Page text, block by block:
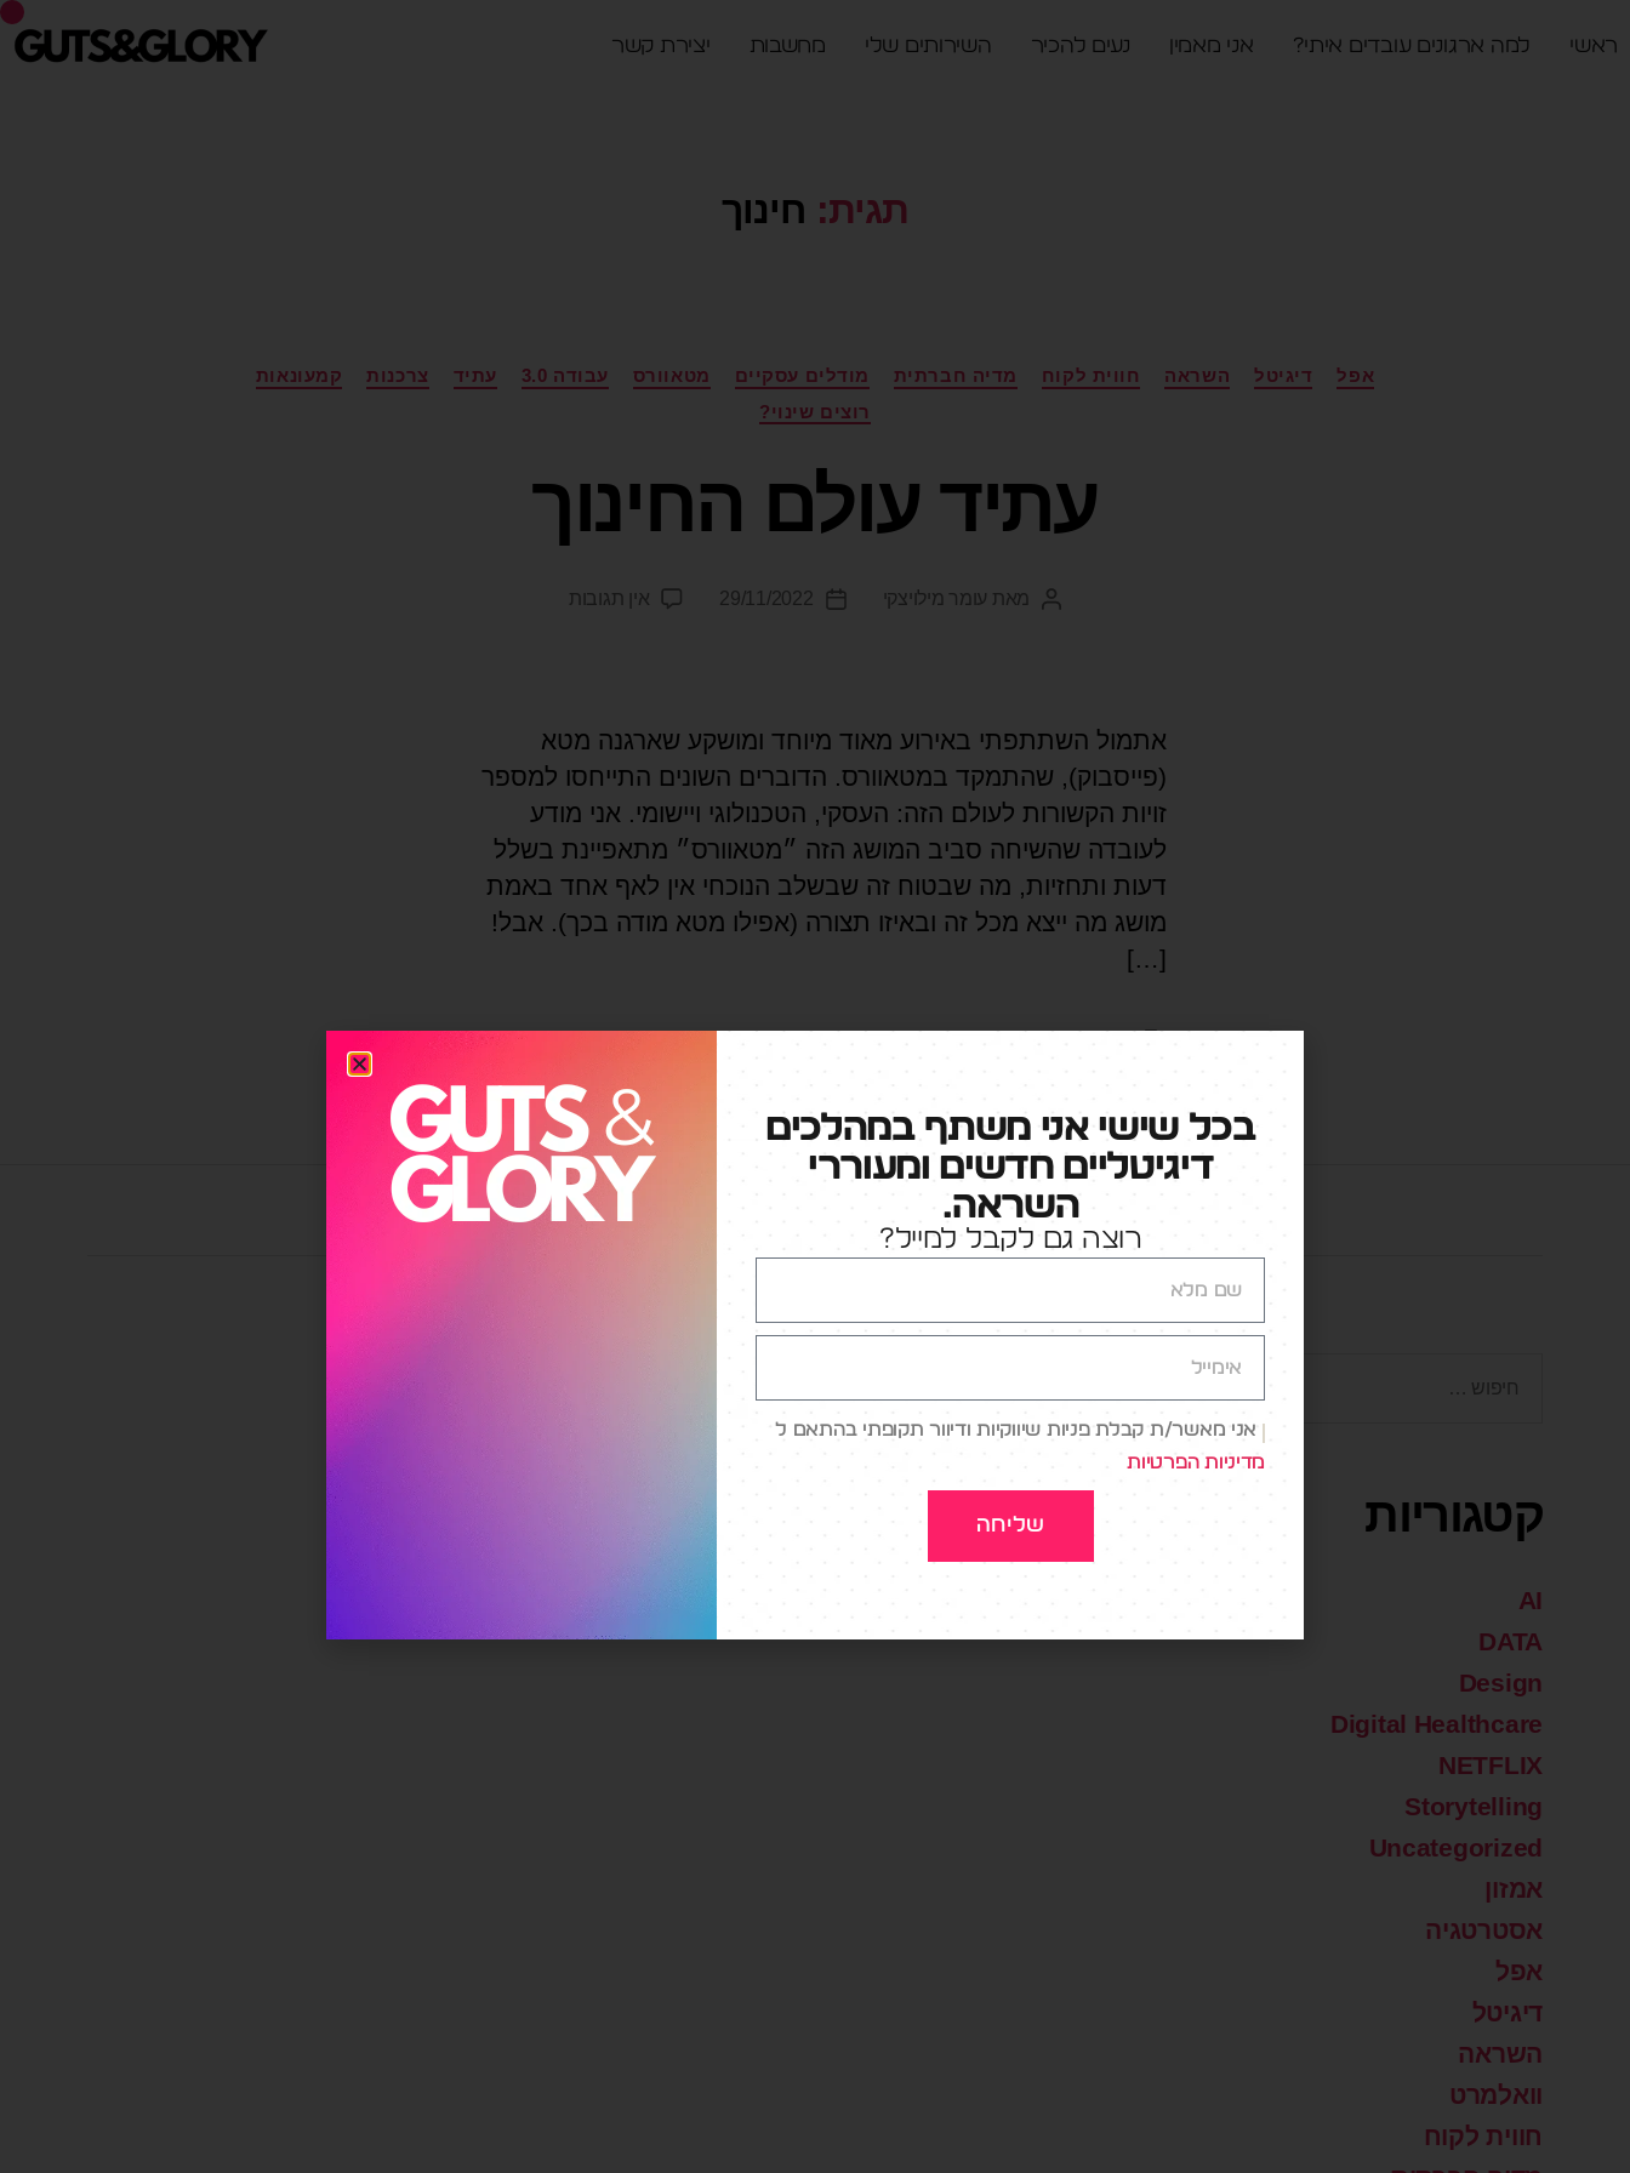
ראשי למה ארגונים עובדים איתי? אני מאמין נעים להכיר השירותים שלי מחשבות יצירת קשר
תגית: חינוך
אפל דיגיטל השראה חווית לקוח מדיה חברתית מודלים עסקיים מטאוורס עבודה 3.0 עתיד צרכנות
קמעונאות
רוצים שינוי?
עתיד עולם החינוך
מאת עומר מילויצקי 29/11/2022 אין תגובות
אתמול השתתפתי באירוע מאוד מיוחד ומושקע שארגנה מטא
(פייסבוק), שהתמקד במטאוורס. הדוברים השונים התייחסו למספר
זויות הקשורות לעולם הזה: העסקי, הטכנולוגי ויישומי. אני מודע
לעובדה שהשיחה סביב המושג הזה ״מטאוורס״ מתאפיינת בשלל
דעות ותחזיות, מה שבטוח זה שבשלב הנוכחי אין לאף אחד באמת
מושג מה ייצא מכל זה ובאיזו תצורה (אפילו מטא מודה בכך). אבל!
[…]
קטגוריות
AI
DATA
Design
Digital Healthcare
NETFLIX
Storytelling
Uncategorized
אמזון
אסטרטגיה
אפל
דיגיטל
השראה
וואלמרט
חווית לקוח
בכל שישי אני משתף במהלכים
דיגיטליים חדשים ומעוררי
השראה.
רוצה גם לקבל למייל?
אני מאשר/ת קבלת פניות שיווקיות ודיוור תקופתי בהתאם ל
מדיניות הפרטיות
שליחה